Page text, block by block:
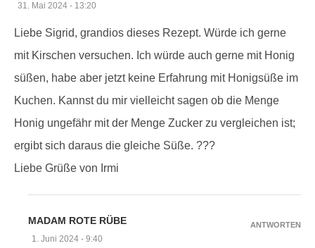
31. Mai 2024 - 13:20
Liebe Sigrid, grandios dieses Rezept. Würde ich gerne
mit Kirschen versuchen. Ich würde auch gerne mit Honig
süßen, habe aber jetzt keine Erfahrung mit Honigsüße im
Kuchen. Kannst du mir vielleicht sagen ob die Menge
Honig ungefähr mit der Menge Zucker zu vergleichen ist;
ergibt sich daraus die gleiche Süße. ???
Liebe Grüße von Irmi
MADAM ROTE RÜBE
1. Juni 2024 - 9:40
ANTWORTEN